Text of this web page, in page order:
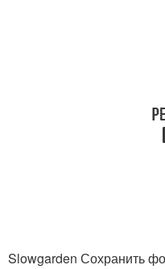
Slowgarden Сохранить